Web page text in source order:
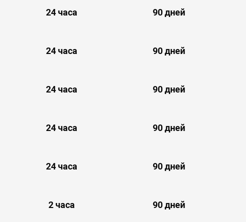
24 часа 90 дней
24 часа 90 дней
24 часа 90 дней
24 часа 90 дней
24 часа 90 дней
2 часа 90 дней